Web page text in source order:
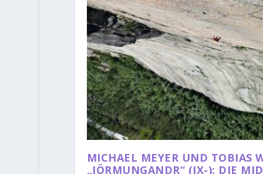
MICHAEL MEYER UND TOBIAS
„JÖRMUNGANDR“ (IX-): DIE